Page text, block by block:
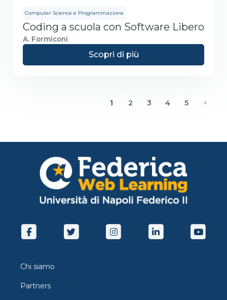
Computer Science e Programmazione
Coding a scuola con Software Libero
A. Formiconi
Scopri di più
1
(current)
2 3 4 5
Chi siamo
Partners